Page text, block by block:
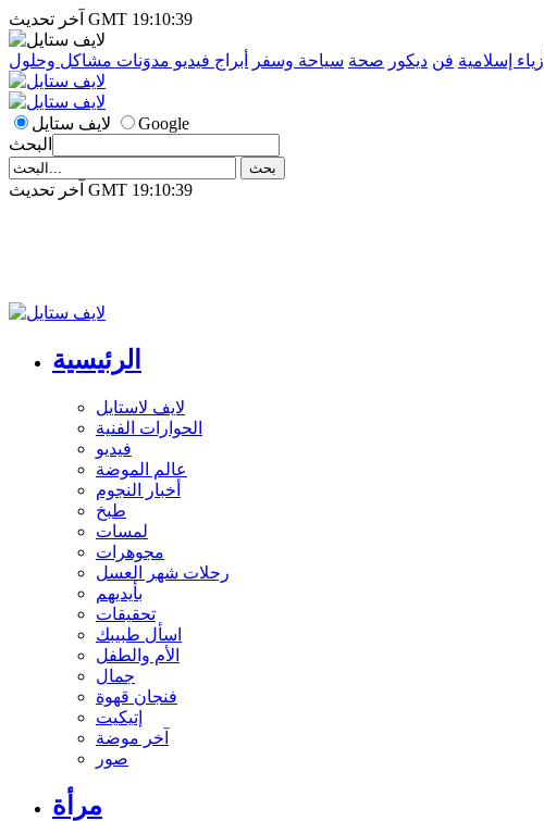
آخر تحديث GMT 19:10:39
أزياء إسلامية فن ديكور صحة سياحة وسفر أبراج فيديو مدوَنات مشاكل وحلول
لايف ستايل
Google
البحث
آخر تحديث GMT 19:10:39
الرئيسية
لايف لاستايل
الحوارات الفنية
فيديو
عالم الموضة
أخبار النجوم
طبخ
لمسات
مجوهرات
رحلات شهر العسل
بأيديهم
تحقيقات
اسأل طبيبك
الأم والطفل
جمال
فنجان قهوة
إتيكيت
آخر موضة
صور
مرأة